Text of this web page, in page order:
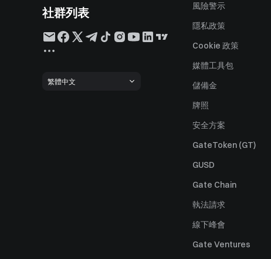
社群列表
繁體中文
風險警示
隱私政策
Cookie 政策
媒體工具包
儲備金
牌照
安全方案
GateToken (GT)
GUSD
Gate Chain
執法請求
線下峰會
Gate Ventures